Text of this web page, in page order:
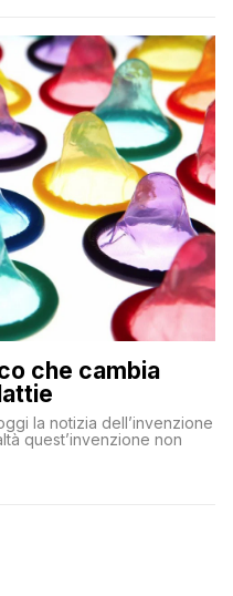
che cambia
la notizia dell’invenzione
quest’invenzione non